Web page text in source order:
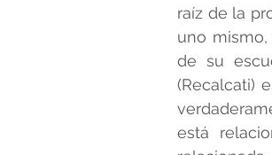
raíz de la
uno
de su
(Recalcati)
está